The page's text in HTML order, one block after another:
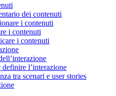
dei contenuti
i contenuti
i contenuti
i contenuti
definire l’interazione
tra scenari e user stories